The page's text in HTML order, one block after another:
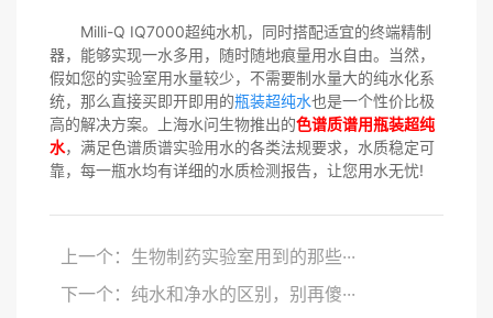
Milli-Q IQ7000超纯水机，同时搭配适宜的终端精制
器，能够实现一水多用，随时随地痕量用水自由。当然，
假如您的实验室用水量较少，不需要制水量大的纯水化系
统，那么直接买即开即用的瓶装超纯水也是一个性价比极
高的解决方案。上海水问生物推出的色谱质谱用瓶装超纯
水，满足色谱质谱实验用水的各类法规要求，水质稳定可
靠，每一瓶水均有详细的水质检测报告，让您用水无忧!
上一个：生物制药实验室用到的那些···
下一个：纯水和净水的区别，别再傻···